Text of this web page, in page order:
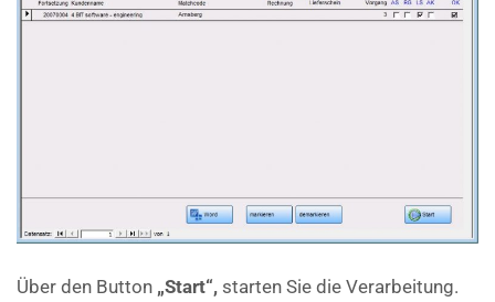
Über den Button „Start“, starten Sie die Verarbeitung.